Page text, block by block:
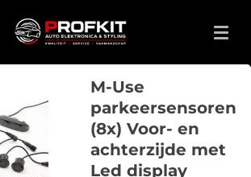
M-Use
parkeersensoren
(8x) Voor- en
achterzijde met
Led display